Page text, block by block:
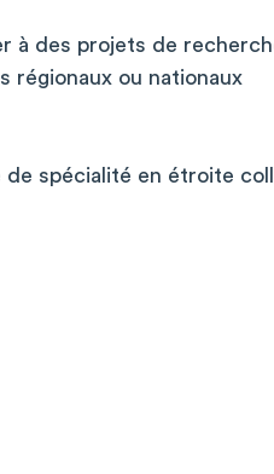
à des projets de
régionaux ou nationaux
spécialité en étroite